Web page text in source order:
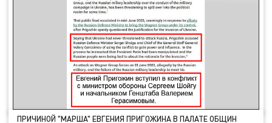
ПРИЧИНОЙ "МАРША" ЕВГЕНИЯ ПРИГОЖИНА В ПАЛАТЕ ОБЩИН